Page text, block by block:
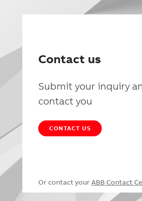
Contact us
Submit your inquiry
contact you
CONTACT US
Or contact your ABB Contact